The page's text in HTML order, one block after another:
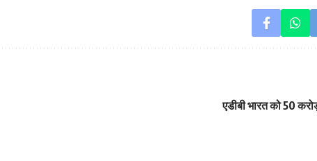
एडीबी भारत को 50